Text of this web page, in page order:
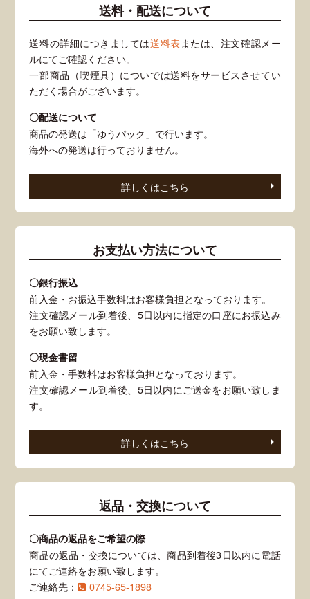
送料・配送について
送料の詳細につきましては送料表 または、注文確認メー
ルにてご確認ください。
一部商品（喫煙具）についでは送料をサービスさせてい
ただく場合がございます。
〇配送について
商品の発送は「ゆうパック」で行います。
海外への発送は行っておりません。
詳しくはこちら
お支払い方法について
〇銀行振込
前入金・お振込手数料はお客様負担となっております。
注文確認メール到着後、5日以内に指定の口座にお振込み
をお願い致します。
〇現金書留
前入金・手数料はお客様負担となっております。
注文確認メール到着後、5日以内にご送金をお願い致しま
す。
詳しくはこちら
返品・交換について
〇商品の返品をご希望の際
商品の返品・交換については、商品到着後3日以内に電話
にてご連絡をお願い致します。
ご連絡先：
0745-65-1898